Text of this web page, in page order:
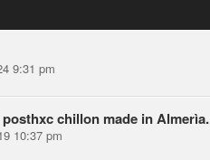
9:31 pm
chillon made in Almerìa.
10:37 pm